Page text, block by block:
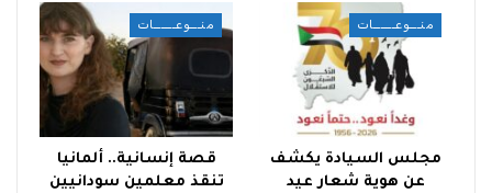
منـــوعــــــات
مجلس السيادة يكشف
عن هوية شعار عيد
منـــوعــــــات
قصة إنسانية.. ألمانيا
تنقذ معلمين سودانيين